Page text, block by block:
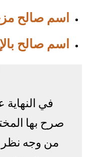
اسم صالح
اسم صالح
في
صرح بها
من وجه نظر